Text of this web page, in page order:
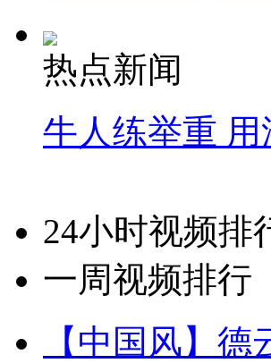
热点新闻
牛人练举重
24小时视频排
一周视频排行
【中国风】